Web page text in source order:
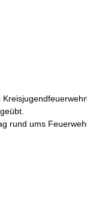
rund ums